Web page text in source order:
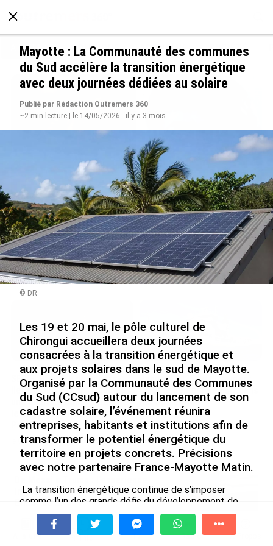
À LA UNE POLITIQUE ECONOMIE SOCIÉTÉ
Grandes figures des Outre-mer : Jane et
Paulette Nardal, les sœurs martiniquaises au
cœur du mouvement de la négritude
le 09/08/2026
SÉRIE. Histoire des chefs-
lieux d’Outre-mer : Nouméa,
une capitale construite par
le bagne, le nickel et le
Pacifique
le 08/08/2026
Rapport 2025 de l’Ifremer :
un engagement décisif dans
les Outre-mer
le 07/08/2026
internationale du Martiniquais Benoît
Etinof au ...
le 07/08/2026
À la une Tv Radio A Propos
Mayotte : La Communauté des communes
du Sud accélère la transition énergétique
avec deux journées dédiées au solaire
Publié par Rédaction Outremers 360
~2 min lecture | le 14/05/2026 - il y a 3 mois
© DR
Les 19 et 20 mai, le pôle culturel de
Chirongui accueillera deux journées
consacrées à la transition énergétique et
aux projets solaires dans le sud de Mayotte.
Organisé par la Communauté des Communes
du Sud (CCsud) autour du lancement de son
cadastre solaire, l’événement réunira
entreprises, habitants et institutions afin de
transformer le potentiel énergétique du
territoire en projets concrets. Précisions
avec notre partenaire France-Mayotte Matin.
La transition énergétique continue de s’imposer
comme l’un des grands défis du développement de
Mayotte. Avec la hausse des besoins en électricité,
les collectivités cherchent désormais à structurer des
solutions locales capables de répondre aux enjeux